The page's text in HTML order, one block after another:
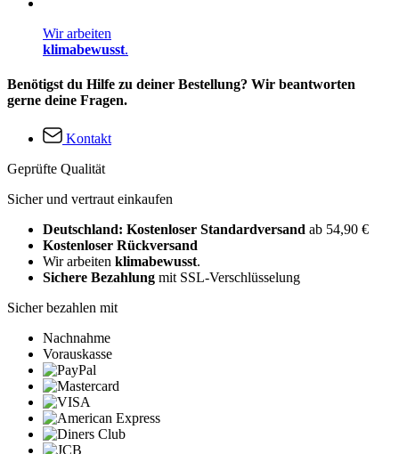
Wir arbeiten
klimabewusst.
Benötigst du Hilfe zu deiner Bestellung? Wir beantworten
gerne deine Fragen.
Kontakt
Geprüfte Qualität
Sicher und vertraut einkaufen
Deutschland: Kostenloser Standardversand ab 54,90 €
Kostenloser Rückversand
Wir arbeiten klimabewusst.
Sichere Bezahlung mit SSL-Verschlüsselung
Sicher bezahlen mit
Nachnahme
Vorauskasse